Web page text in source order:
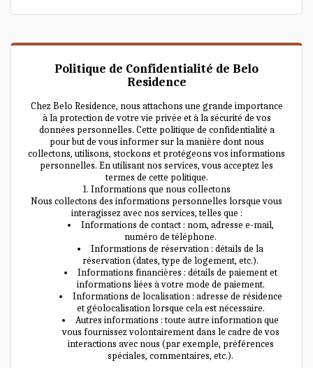
Politique de Confidentialité de Belo
Residence
Chez Belo Residence, nous attachons une grande importance
à la protection de votre vie privée et à la sécurité de vos
données personnelles. Cette politique de confidentialité a
pour but de vous informer sur la manière dont nous
collectons, utilisons, stockons et protégeons vos informations
personnelles. En utilisant nos services, vous acceptez les
termes de cette politique.
1. Informations que nous collectons
Nous collectons des informations personnelles lorsque vous
interagissez avec nos services, telles que :
Informations de contact : nom, adresse e-mail,
numéro de téléphone.
Informations de réservation : détails de la
réservation (dates, type de logement, etc.).
Informations financières : détails de paiement et
informations liées à votre mode de paiement.
Informations de localisation : adresse de résidence
et géolocalisation lorsque cela est nécessaire.
Autres informations : toute autre information que
vous fournissez volontairement dans le cadre de vos
interactions avec nous (par exemple, préférences
spéciales, commentaires, etc.).